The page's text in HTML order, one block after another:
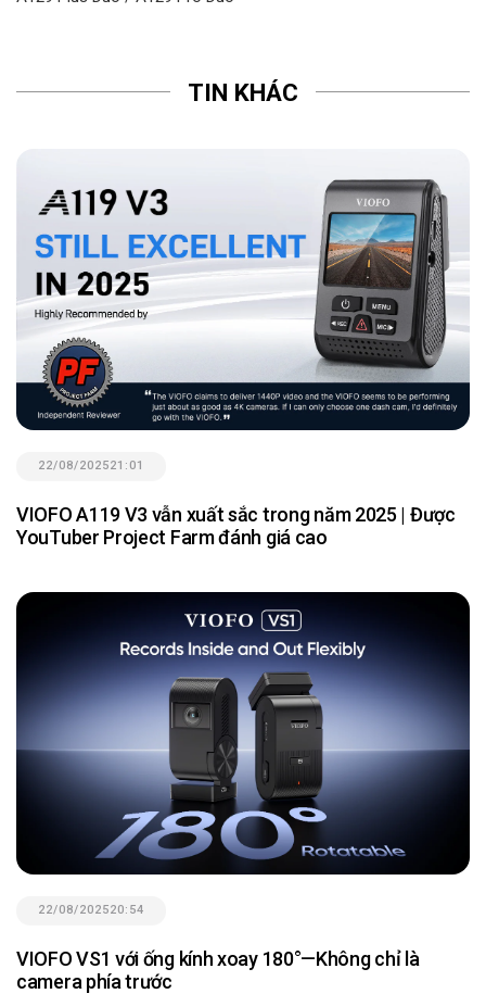
TIN KHÁC
22/08/202521:01
VIOFO A119 V3 vẫn xuất sắc trong năm 2025 | Được
YouTuber Project Farm đánh giá cao
22/08/202520:54
VIOFO VS1 với ống kính xoay 180°—Không chỉ là
camera phía trước